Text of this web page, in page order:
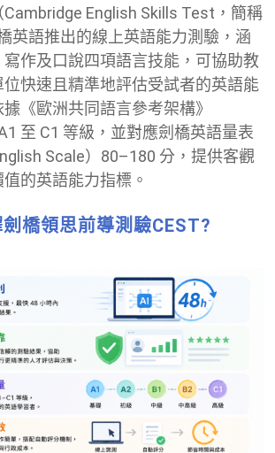
English Skills Test，簡稱
英語推出的線上英語能力測驗，涵
作及口說四項語言技能，可協助教
快速且精準地評估受試者的英語能
《歐洲共同語言參考架構》
A1 至 C1 等級，並對應劍橋英語量表
Scale）80–180 分，提供客觀
的英語能力指標。
橋領思前導測驗CEST?